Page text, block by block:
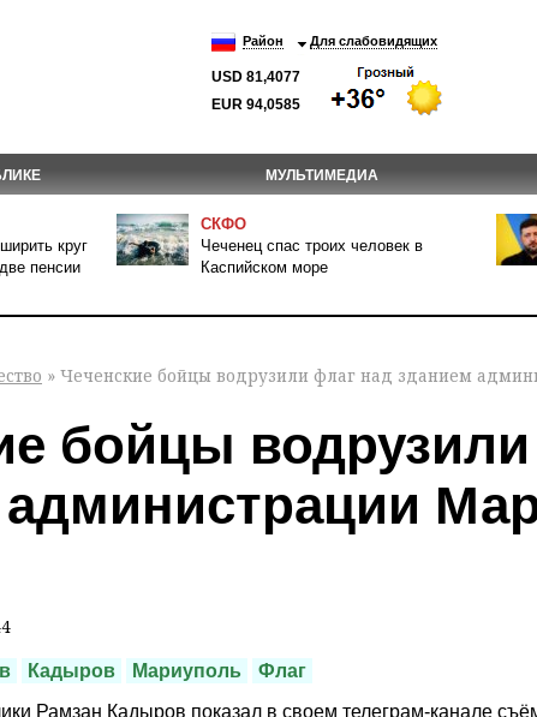
Район Для слабовидящих
USD 81,4077
EUR 94,0585
МУЛЬТИМЕДИА
круг
пенсии
СКФО
Чеченец спас троих человек в
Каспийском море
» Чеченские бойцы водрузили флаг над зданием
бойцы
Кадыров Мариуполь
Флаг
Рамзан Кадыров показал в своем телеграм-канале